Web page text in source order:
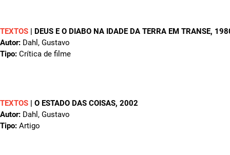
TEXTOS | DEUS E O DIABO NA IDADE DA TERRA EM TRANSE,
Autor: Dahl, Gustavo
Tipo: Crítica de filme
TEXTOS | O ESTADO DAS COISAS, 2002
Autor: Dahl, Gustavo
Tipo: Artigo